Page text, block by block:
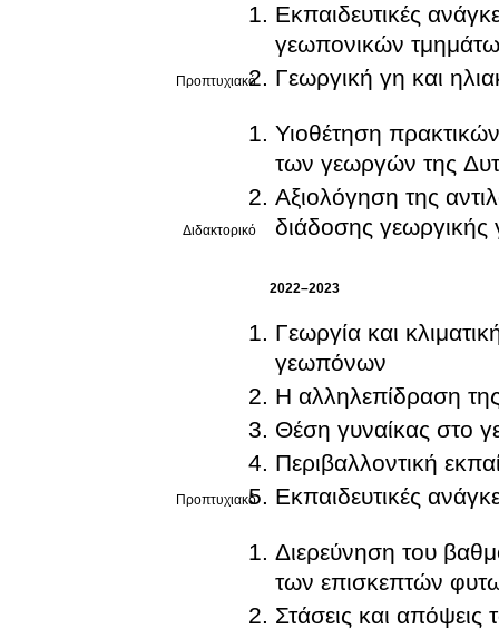
Προπτυχιακό
Εκπαιδευτικές
γεωπονικών
Γεωργική γη και
Διδακτορικό
Υιοθέτηση
των γεωργών της
Αξιολόγηση της
διάδοσης γεωργικής
2022–2023
Προπτυχιακό
Γεωργία και
γεωπόνων
Η αλληλεπίδραση
Θέση γυναίκας στο
Περιβαλλοντική
Εκπαιδευτικές
Διερεύνηση του
των επισκεπτών
Στάσεις και